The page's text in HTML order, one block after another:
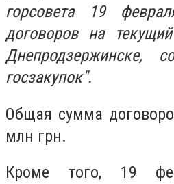
горсовета 19
договоров на
Днепродзержинске,
госзакупок".
Общая сумма
млн грн.
Кроме того, 19